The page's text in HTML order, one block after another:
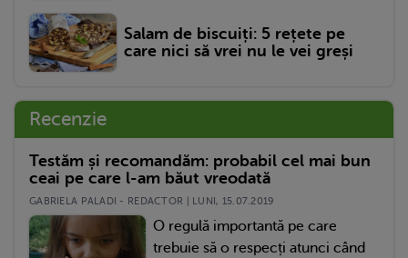
Salam de biscuiți: 5 rețete pe
care nici să vrei nu le vei greși
Recenzie
Testăm și recomandăm: probabil cel mai bun
ceai pe care l-am băut vreodată
GABRIELA PALADI - REDACTOR | LUNI, 15.07.2019
O regulă importantă pe care
trebuie să o respecți atunci când